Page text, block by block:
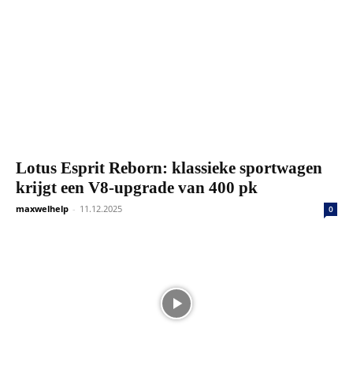
Lotus Esprit Reborn: klassieke sportwagen
krijgt een V8-upgrade van 400 pk
maxwelhelp - 11.12.2025 0